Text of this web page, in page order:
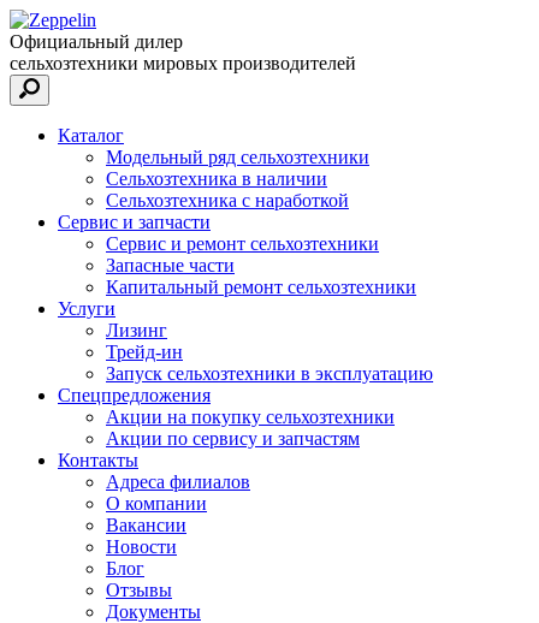
Официальный дилер
сельхозтехники мировых производителей
Каталог
Модельный ряд сельхозтехники
Сельхозтехника в наличии
Сельхозтехника с наработкой
Сервис и запчасти
Сервис и ремонт сельхозтехники
Запасные части
Капитальный ремонт сельхозтехники
Услуги
Лизинг
Трейд-ин
Запуск сельхозтехники в эксплуатацию
Спецпредложения
Акции на покупку сельхозтехники
Акции по сервису и запчастям
Контакты
Адреса филиалов
О компании
Вакансии
Новости
Блог
Отзывы
Документы